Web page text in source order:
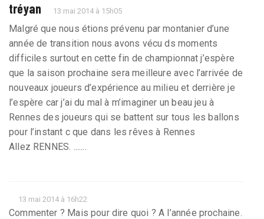
tréyan 13 mai 2014 à 15h05
Malgré que nous étions prévenu par montanier d’une
année de transition nous avons vécu ds moments
difficiles surtout en cette fin de championnat j’espère
que la saison prochaine sera meilleure avec l’arrivée de
nouveaux joueurs d’expérience au milieu et derrière je
l’espère car j’ai du mal à m’imaginer un beau jeu à
Rennes des joueurs qui se battent sur tous les ballons
pour l’instant c que dans les rêves à Rennes
Allez RENNES. .......
13 mai 2014 à 16h22
Commenter ? Mais pour dire quoi ? A l’année prochaine.